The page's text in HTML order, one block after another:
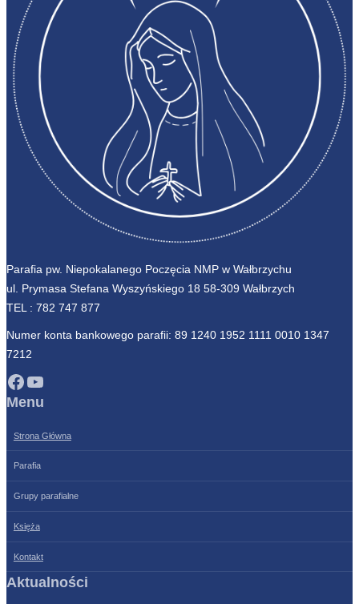
Parafia pw. Niepokalanego Poczęcia NMP w Wałbrzychu
ul. Prymasa Stefana Wyszyńskiego 18 58-309 Wałbrzych
TEL : 782 747 877
Numer konta bankowego parafii: 89 1240 1952 1111 0010 1347
7212
Facebook YouTube
Menu
Strona Główna
Parafia
Grupy parafialne
Księża
Kontakt
Aktualności